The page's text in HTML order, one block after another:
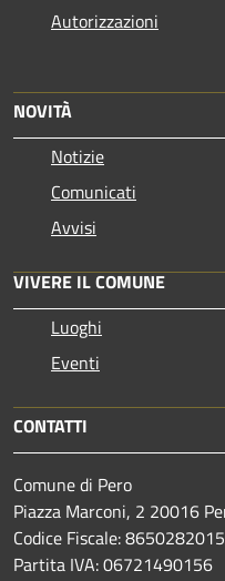
Autorizzazioni
NOVITÀ
Notizie
Comunicati
Avvisi
VIVERE IL COMUNE
Luoghi
Eventi
CONTATTI
Comune di Pero
Piazza Marconi, 2 20016
Codice Fiscale:
Partita IVA: 06721490156